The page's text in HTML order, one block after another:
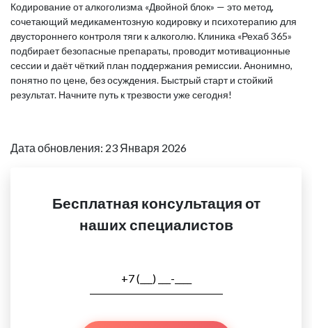
Кодирование от алкоголизма «Двойной блок» — это метод,
сочетающий медикаментозную кодировку и психотерапию для
двустороннего контроля тяги к алкоголю. Клиника «Рехаб 365»
подбирает безопасные препараты, проводит мотивационные
сессии и даёт чёткий план поддержания ремиссии. Анонимно,
понятно по цене, без осуждения. Быстрый старт и стойкий
результат. Начните путь к трезвости уже сегодня!
Дата обновления: 23 Января 2026
Бесплатная консультация от
наших специалистов